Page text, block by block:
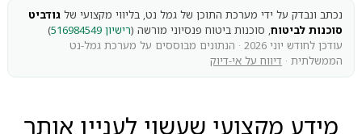
נכתב ונבדק על ידי מערכת התוכן של גמל נט, בליווי מקצועי של גודביט
סוכנות לביטוח, סוכנות ביטוח פנסיוני מורשה (רישיון 516984549
)
עודכן לחודש יוני 2026 · הנתונים מבוססים על מערכת גמל-נט
הממשלתית · דיווח על אי-דיוק
מידע מקצועי שעשוי לעניין אותך